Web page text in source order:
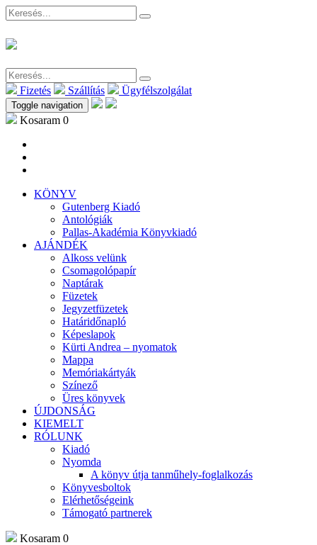
Fizetés Szállítás Ügyfélszolgálat
Toggle navigation
Kosaram 0
KÖNYV
Gutenberg Kiadó
Antológiák
Pallas-Akadémia Könyvkiadó
AJÁNDÉK
Alkoss velünk
Csomagolópapír
Naptárak
Füzetek
Jegyzetfüzetek
Határidőnapló
Képeslapok
Kürti Andrea – nyomatok
Mappa
Memóriakártyák
Színező
Üres könyvek
ÚJDONSÁG
KIEMELT
RÓLUNK
Kiadó
Nyomda
A könyv útja tanműhely-foglalkozás
Könyvesboltok
Elérhetőségeink
Támogató partnerek
Kosaram 0